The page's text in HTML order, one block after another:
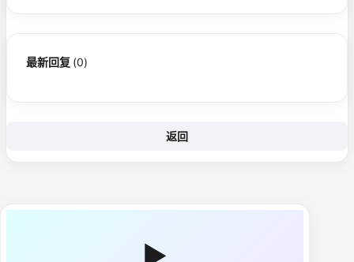
最新回复(0)
返回
▶